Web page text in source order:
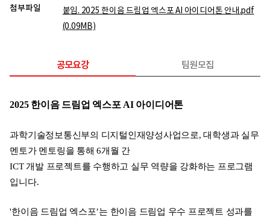
첨부파일
붙임. 2025 한이음 드림업 엑스포 AI 아이디어톤 안내.pdf
(0.09MB)
공모요강 팀원모집
2025 한이음 드림업 엑스포 AI 아이디어톤
과학기술정보통신부의 디지털인재양성사업으로, 대학생과 실무
멘토가 멘토링을 통해 6개월 간
ICT 개발 프로젝트를 수행하고 실무 역량을 강화하는 프로그램
입니다.
'한이음 드림업 엑스포’는 한이음 드림업 우수 프로젝트 성과를